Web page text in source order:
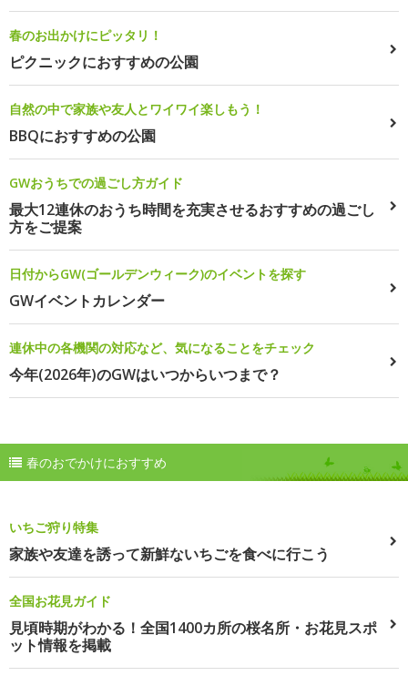
春のお出かけにピッタリ！
ピクニックにおすすめの公園
自然の中で家族や友人とワイワイ楽しもう！
BBQにおすすめの公園
GWおうちでの過ごし方ガイド
最大12連休のおうち時間を充実させるおすすめの過ごし
方をご提案
日付からGW(ゴールデンウィーク)のイベントを探す
GWイベントカレンダー
連休中の各機関の対応など、気になることをチェック
今年(2026年)のGWはいつからいつまで？
春のおでかけにおすすめ
いちご狩り特集
家族や友達を誘って新鮮ないちごを食べに行こう
全国お花見ガイド
見頃時期がわかる！全国1400カ所の桜名所・お花見スポ
ット情報を掲載